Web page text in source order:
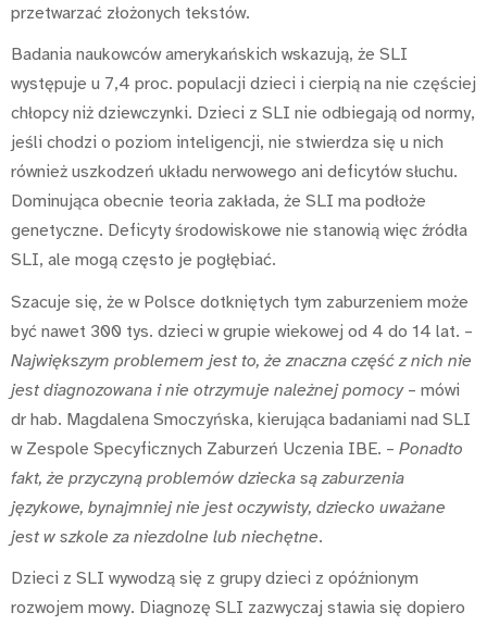
przetwarzać złożonych tekstów.
Badania naukowców amerykańskich wskazują, że SLI
występuje u 7,4 proc. populacji dzieci i cierpią na nie częściej
chłopcy niż dziewczynki. Dzieci z SLI nie odbiegają od normy,
jeśli chodzi o poziom inteligencji, nie stwierdza się u nich
również uszkodzeń układu nerwowego ani deficytów słuchu.
Dominująca obecnie teoria zakłada, że SLI ma podłoże
genetyczne. Deficyty środowiskowe nie stanowią więc źródła
SLI, ale mogą często je pogłębiać.
Szacuje się, że w Polsce dotkniętych tym zaburzeniem może
być nawet 300 tys. dzieci w grupie wiekowej od 4 do 14 lat. –
Największym problemem jest to, że znaczna część z nich nie
jest diagnozowana i nie otrzymuje należnej pomocy– mówi
dr hab. Magdalena Smoczyńska, kierująca badaniami nad SLI
w Zespole Specyficznych Zaburzeń Uczenia IBE. – Ponadto
fakt, że przyczyną problemów dziecka są zaburzenia
językowe, bynajmniej nie jest oczywisty, dziecko uważane
jest w szkole za niezdolne lub niechętne.
Dzieci z SLI wywodzą się z grupy dzieci z opóźnionym
rozwojem mowy. Diagnozę SLI zazwyczaj stawia się dopiero